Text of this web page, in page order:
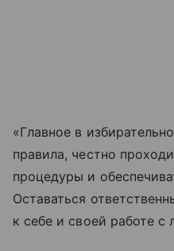
«Главное в
правила, честно
процедуры и
Оставаться
к себе и своей работе